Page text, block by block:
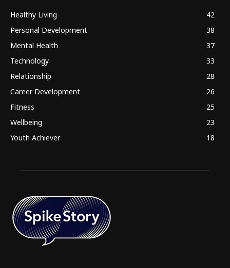
Healthy Living
42
Personal Development
38
Mental Health
37
Technology
33
Relationship
28
Career Development
26
Fitness
25
Wellbeing
23
Youth Achiever
18